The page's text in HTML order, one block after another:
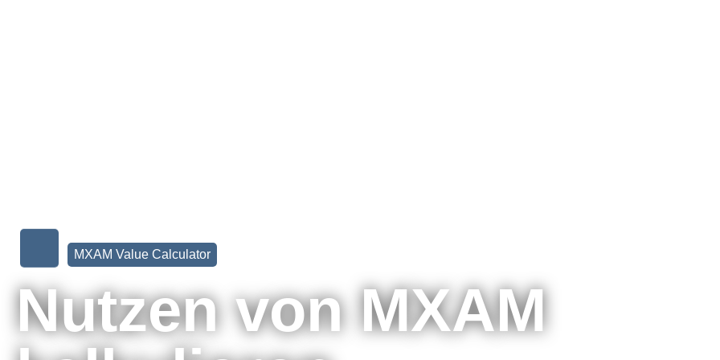
MXAM Value Calculator
Nutzen von MXAM